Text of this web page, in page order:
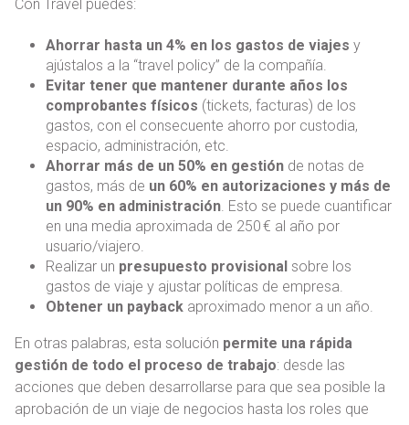
Con Travel puedes:
Ahorrar hasta un 4% en los gastos de viajes y
ajústalos a la “travel policy” de la compañía.
Evitar tener que mantener durante años los
comprobantes físicos (tickets, facturas) de los
gastos, con el consecuente ahorro por custodia,
espacio, administración, etc.
Ahorrar más de un 50% en gestión de notas de
gastos, más de un 60% en autorizaciones y más de
un 90% en administración . Esto se puede cuantificar
en una media aproximada de 250 € al año por
usuario/viajero.
Realizar un presupuesto provisional sobre los
gastos de viaje y ajustar políticas de empresa.
Obtener un payback aproximado menor a un año.
En otras palabras, esta solución permite una rápida
gestión de todo el proceso de trabajo: desde las
acciones que deben desarrollarse para que sea posible la
aprobación de un viaje de negocios hasta los roles que